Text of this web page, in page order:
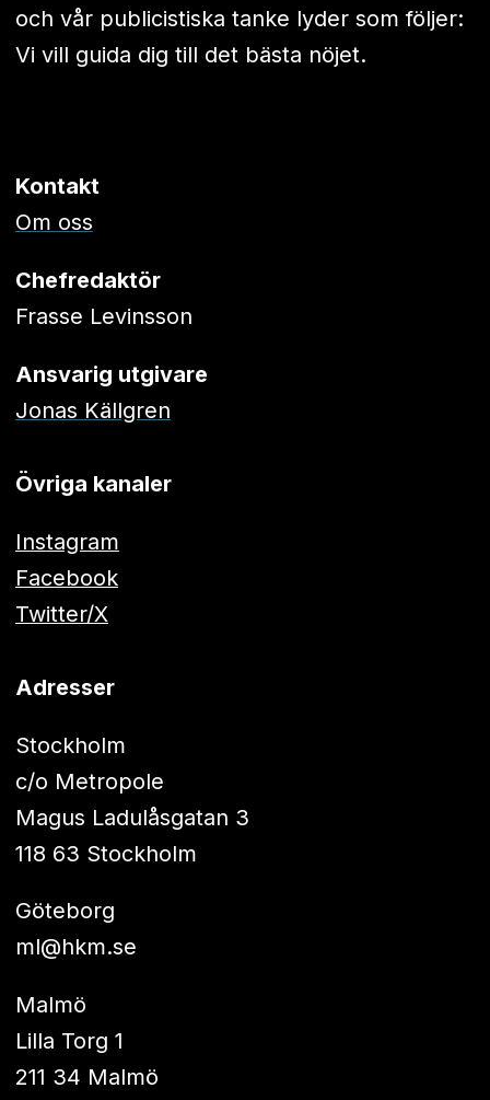
och vår publicistiska tanke lyder som följer:
Vi vill guida dig till det bästa nöjet.
Kontakt
Om oss
Chefredaktör
Frasse Levinsson
Ansvarig utgivare
Jonas Källgren
Övriga kanaler
Instagram
Facebook
Twitter/X
Adresser
Stockholm
c/o Metropole
Magus Ladulåsgatan 3
118 63 Stockholm
Göteborg
ml@hkm.se
Malmö
Lilla Torg 1
211 34 Malmö